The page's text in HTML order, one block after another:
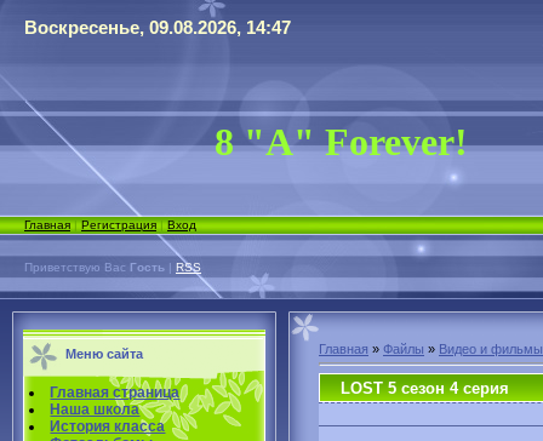
Воскресенье, 09.08.2026, 14:47
8 "А" Forever!
Главная|Регистрация|Вход
Приветствую Вас Гость | RSS
Меню сайта
Главная страница
Наша школа
История класса
Главная » Файлы » Видео и фильмы
LOST 5 сезон 4 серия